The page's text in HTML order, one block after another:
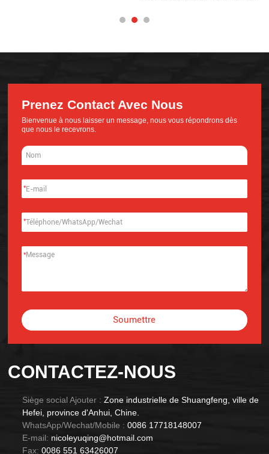
CONTACTEZ-NOUS
Siège social Ajouter : Zone industrielle de Shuangfeng, ville de
Hefei, province d'Anhui, Chine.
WhatsApp/Wechat/Mobile : 0086 17718148007
E-mail: nicoleyuqing@hotmail.com
Fax: 0086 551 63426007
Prenez Contact Avec Nous
Bienvenue à nous laisser un message, nous vous répondrons dès
que nous le recevrons.
*
*
*
Soumettre